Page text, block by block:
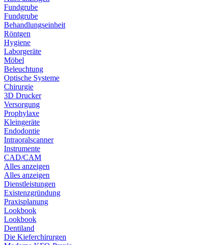
Fundgrube
Fundgrube
Behandlungseinheit
Röntgen
Hygiene
Laborgeräte
Möbel
Beleuchtung
Optische Systeme
Chirurgie
3D Drucker
Versorgung
Prophylaxe
Kleingeräte
Endodontie
Intraoralscanner
Instrumente
CAD/CAM
Alles anzeigen
Alles anzeigen
Dienstleistungen
Existenzgründung
Praxisplanung
Lookbook
Lookbook
Dentiland
Die Kieferchirurgen